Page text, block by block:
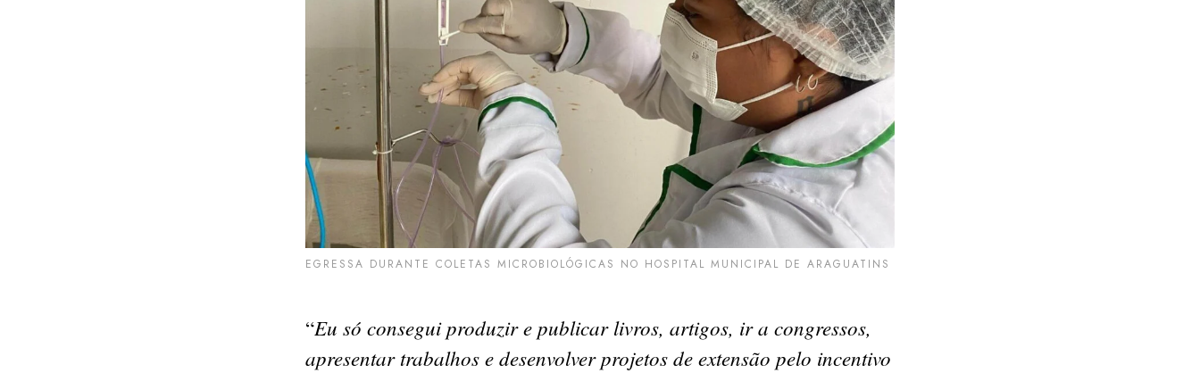
EGRESSA DURANTE COLETAS MICROBIOLÓGICAS NO HOSPITAL MUNICIPAL DE ARAGUATINS
“Eu só consegui produzir e publicar livros, artigos, ir a congressos,
apresentar trabalhos e desenvolver projetos de extensão pelo incentivo